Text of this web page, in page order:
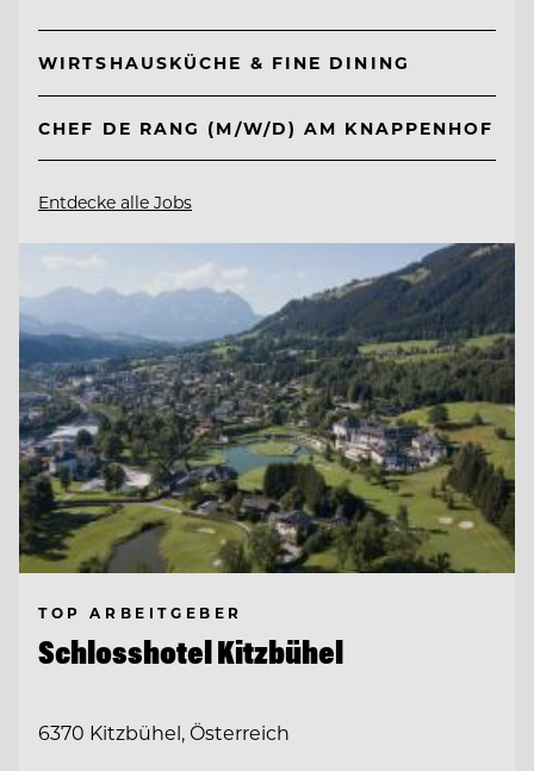
WIRTSHAUSKÜCHE & FINE DINING
CHEF DE RANG (M/W/D) AM KNAPPENHOF
Entdecke alle Jobs
TOP ARBEITGEBER
Schlosshotel Kitzbühel
6370 Kitzbühel, Österreich